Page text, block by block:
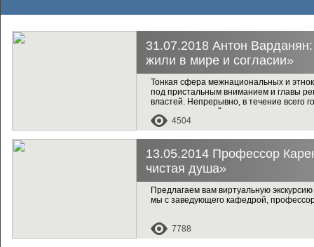
31.07.2018 Антон
жили в мире и согласии»
Тонкая сфера межнациональных и
под пристальным вниманием и главы
властей. Непрерывно, в течение всего
национальностей...
4504
13.05.2014 Профессор
чистая душа»
Предлагаем вам виртуальную
мы с заведующего кафедрой,
7788